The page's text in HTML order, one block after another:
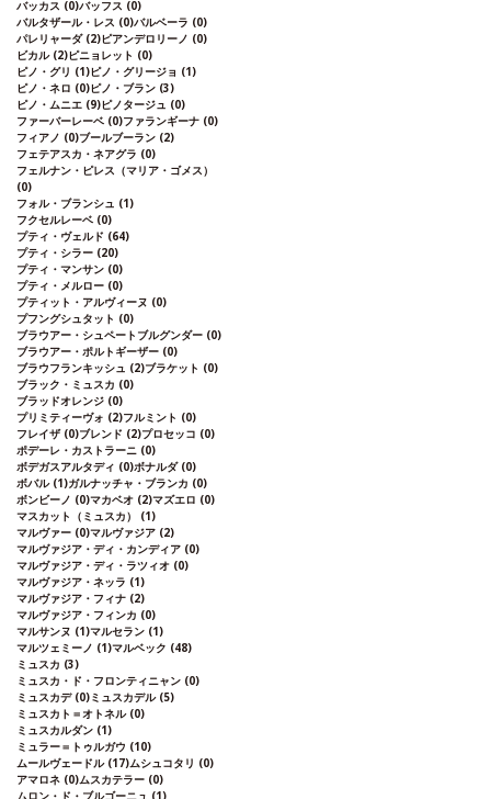
バッカス (0)バッフス (0)
バルタザール・レス (0)バルベーラ (0)
パレリャーダ (2)ピアンデロリーノ (0)
ビカル (2)ピニョレット (0)
ピノ・グリ (1)ピノ・グリージョ (1)
ピノ・ネロ (0)ピノ・ブラン (3)
ピノ・ムニエ (9)ピノタージュ (0)
ファーバーレーベ (0)ファランギーナ (0)
フィアノ (0)ブールブーラン (2)
フェテアスカ・ネアグラ (0)
フェルナン・ピレス（マリア・ゴメス）
(0)
フォル・ブランシュ (1)
フクセルレーベ (0)
プティ・ヴェルド (64)
プティ・シラー (20)
プティ・マンサン (0)
プティ・メルロー (0)
プティット・アルヴィーヌ (0)
プフングシュタット (0)
ブラウアー・シュペートブルグンダー (0)
ブラウアー・ポルトギーザー (0)
ブラウフランキッシュ (2)ブラケット (0)
ブラック・ミュスカ (0)
ブラッドオレンジ (0)
プリミティーヴォ (2)フルミント (0)
フレイザ (0)ブレンド (2)プロセッコ (0)
ポデーレ・カストラーニ (0)
ボデガスアルタディ (0)ボナルダ (0)
ボバル (1)ガルナッチャ・ブランカ (0)
ボンビーノ (0)マカベオ (2)マズエロ (0)
マスカット（ミュスカ） (1)
マルヴァー (0)マルヴァジア (2)
マルヴァジア・ディ・カンディア (0)
マルヴァジア・ディ・ラツィオ (0)
マルヴァジア・ネッラ (1)
マルヴァジア・フィナ (2)
マルヴァジア・フィンカ (0)
マルサンヌ (1)マルセラン (1)
マルツェミーノ (1)マルベック (48)
ミュスカ (3)
ミュスカ・ド・フロンティニャン (0)
ミュスカデ (0)ミュスカデル (5)
ミュスカト＝オトネル (0)
ミュスカルダン (1)
ミュラー＝トゥルガウ (10)
ムールヴェードル (17)ムシュコタリ (0)
アマロネ (0)ムスカテラー (0)
ムロン・ド・ブルゴーニュ (1)